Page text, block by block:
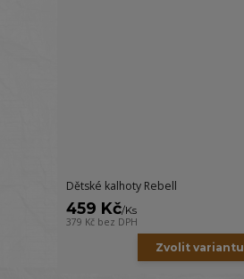
Dětské kalhoty Rebell
459 Kč/Ks
379 Kč bez DPH
Zvolit variantu